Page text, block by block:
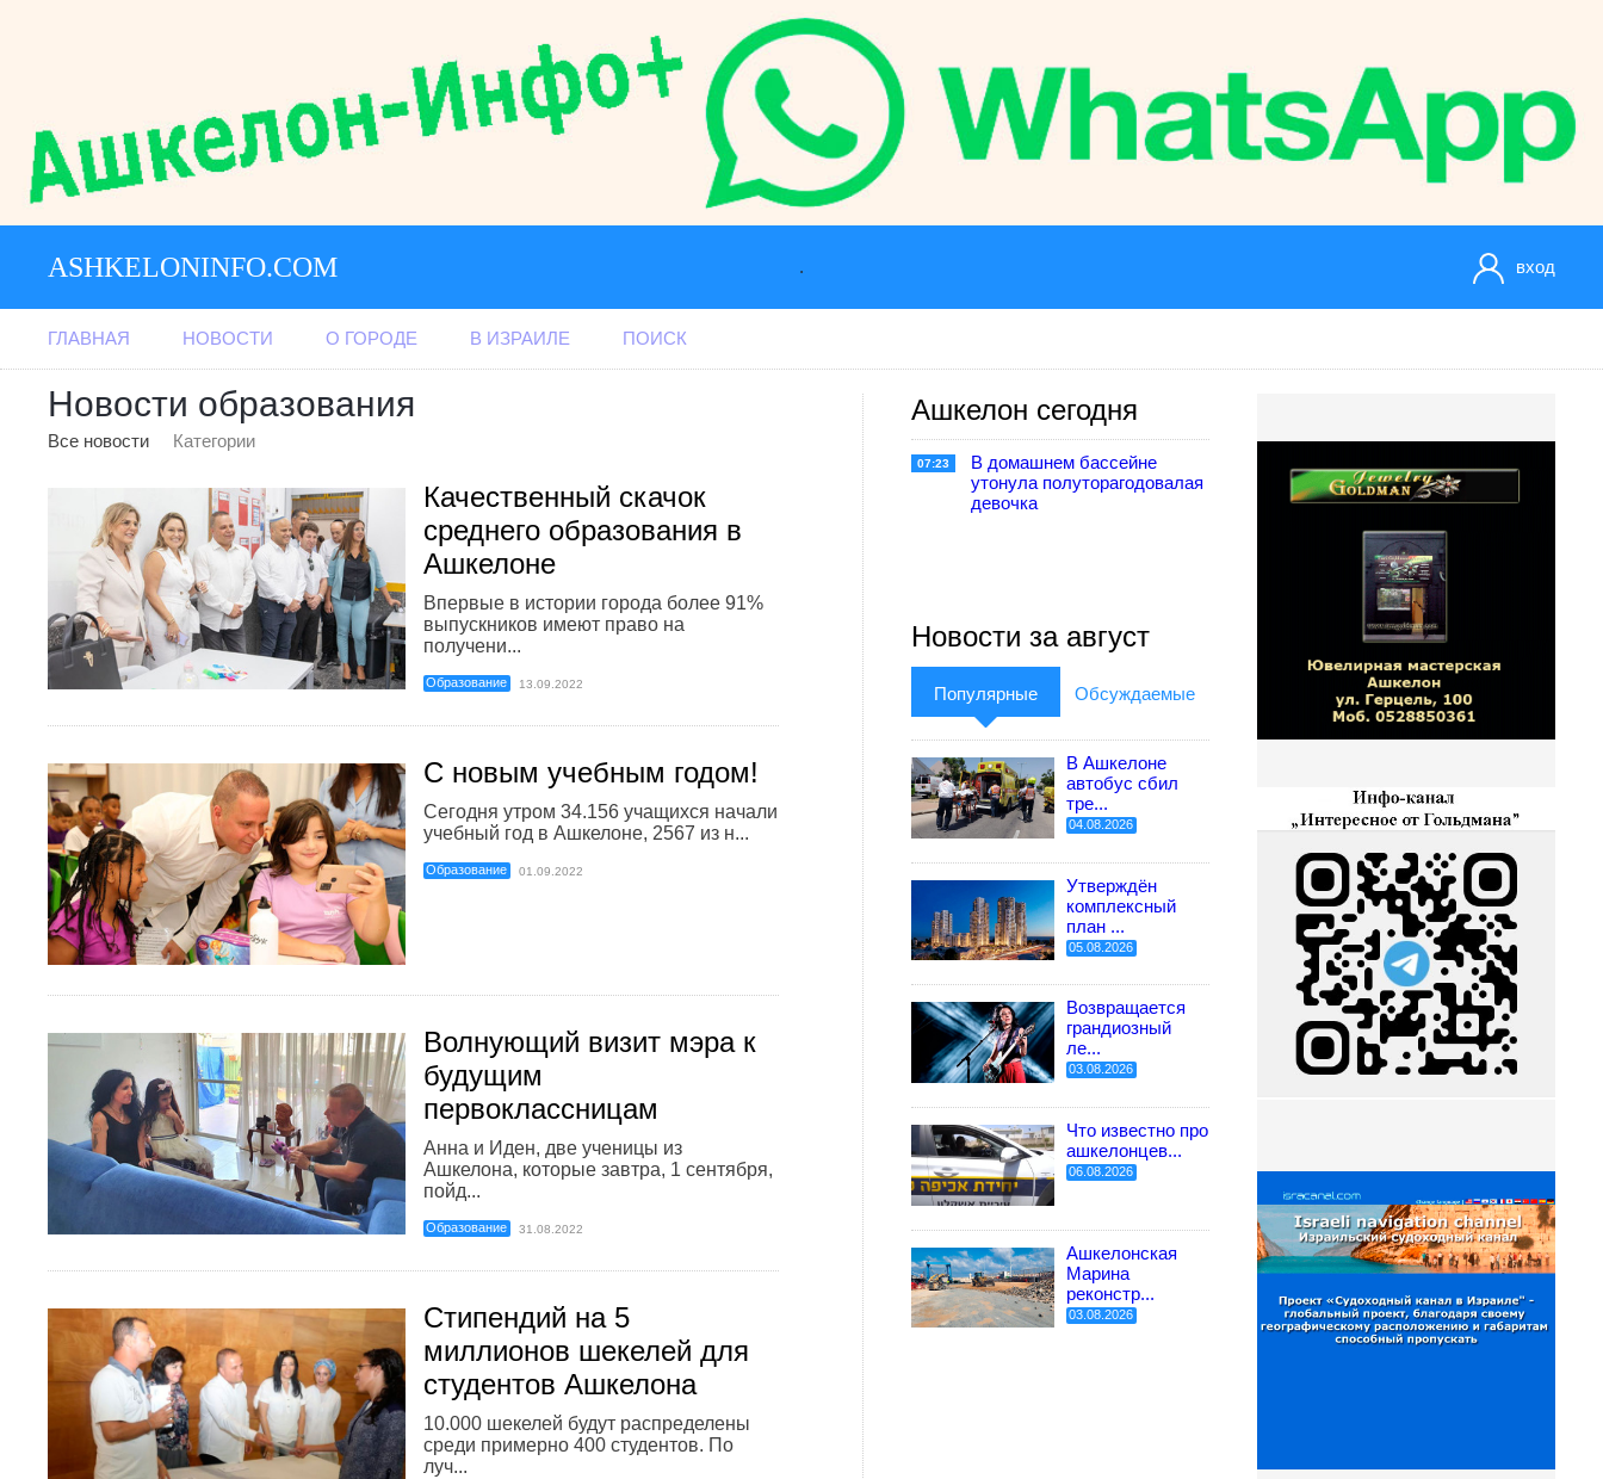
ASHKELONINFO.COM . вход
ГЛАВНАЯ НОВОСТИ О ГОРОДЕ В ИЗРАИЛЕ ПОИСК
Новости образования
Все новости Категории
Качественный скачок
среднего образования в
Ашкелоне
Впервые в истории города более 91%
выпускников имеют право на
получени...
Образование 13.09.2022
С новым учебным годом!
Сегодня утром 34.156 учащихся начали
учебный год в Ашкелоне, 2567 из н...
Образование 01.09.2022
Волнующий визит мэра к
будущим
первоклассницам
Анна и Иден, две ученицы из
Ашкелона, которые завтра, 1 сентября,
пойд...
Образование 31.08.2022
Стипендий на 5
миллионов шекелей для
студентов Ашкелона
10.000 шекелей будут распределены
среди примерно 400 студентов. По
луч...
Ашкелон сегодня
07:23
В домашнем бассейне
утонула полуторагодовалая
девочка
Новости за август
Популярные Обсуждаемые
В Ашкелоне
автобус сбил
тре...
04.08.2026
Утверждён
комплексный
план ...
05.08.2026
Возвращается
грандиозный
ле...
03.08.2026
Что известно про
ашкелонцев...
06.08.2026
Ашкелонская
Марина
реконстр...
03.08.2026